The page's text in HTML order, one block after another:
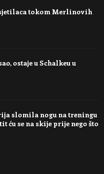
tokom Merlinovih
ostaje u Schalkeu u
slomila nogu na treningu
ću se na skije prije nego što